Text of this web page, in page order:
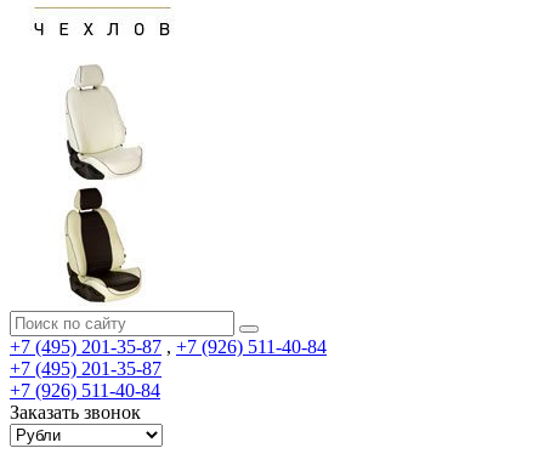
+7 (495) 201-35-87 , +7 (926) 511-40-84
+7 (495) 201-35-87
+7 (926) 511-40-84
Заказать звонок